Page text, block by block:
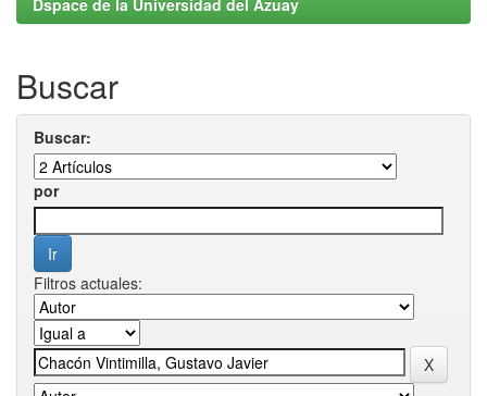
Dspace de la Universidad del Azuay
Buscar
Buscar:
por
Filtros actuales: